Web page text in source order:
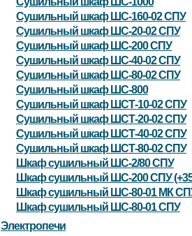
Сушильный шкаф ШС-160-02 СПУ
Сушильный шкаф ШС-20-02 СПУ
Сушильный шкаф ШС-200 СПУ
Сушильный шкаф ШС-40-02 СПУ
Сушильный шкаф ШС-80-02 СПУ
Сушильный шкаф ШС-800
Сушильный шкаф ШСТ-10-02 СПУ
Сушильный шкаф ШСТ-20-02 СПУ
Сушильный шкаф ШСТ-40-02 СПУ
Сушильный шкаф ШСТ-80-02 СПУ
Шкаф сушильный ШС-2/80 СПУ
Шкаф сушильный ШС-200 СПУ
Шкаф сушильный ШС-80-01 МК
Шкаф сушильный ШС-80-01 СПУ
Электропечи